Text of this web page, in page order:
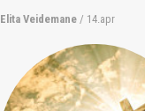
Elita Veidemane / 14.apr